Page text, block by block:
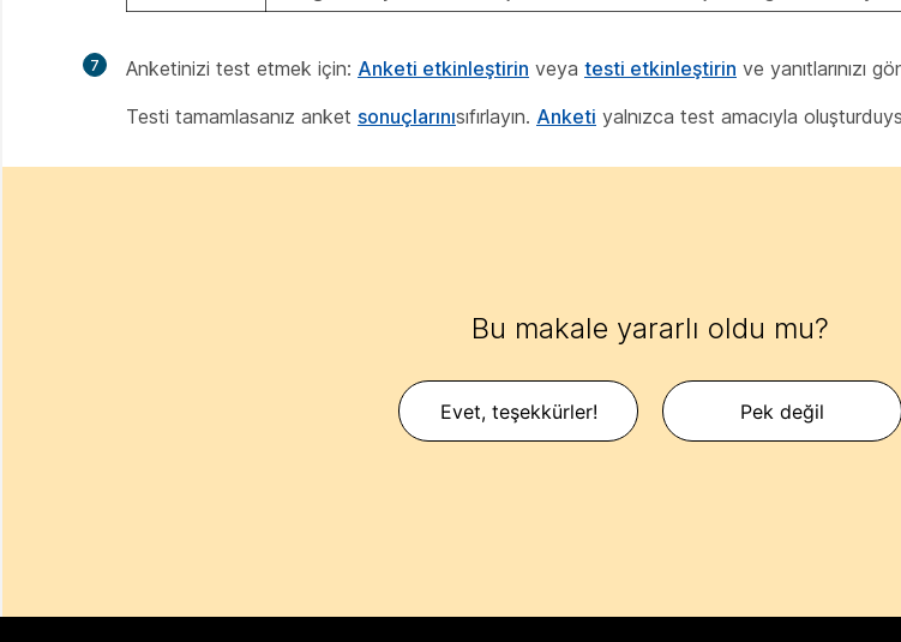
7 Anketinizi test etmek için: Anketi etkinleştirin veya testi etkinleştirin ve yanıtlarınızı
Testi tamamlasanız anket sonuçlarınısıfırlayın. Anketi yalnızca test amacıyla
Bu makale yararlı oldu mu?
Evet, teşekkürler! Pek değil